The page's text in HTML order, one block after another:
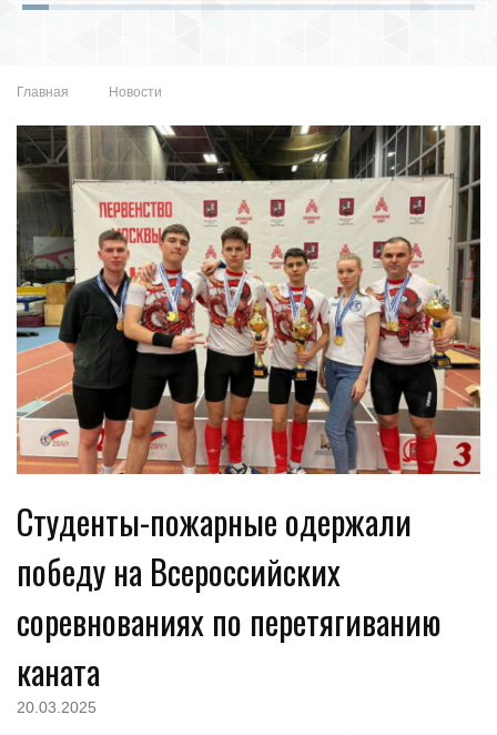
Главная Новости
Студенты-пожарные одержали
победу на Всероссийских
соревнованиях по перетягиванию
каната
20.03.2025